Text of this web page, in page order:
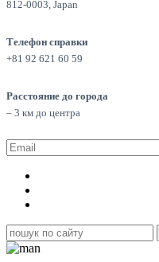
812-0003, Japan
Телефон справки
+81 92 621 60 59
Расстояние до города
– 3 км до центра